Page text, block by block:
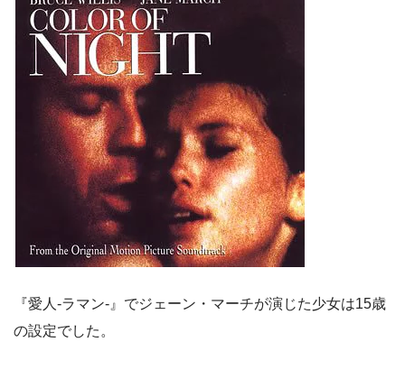
『愛人-ラマン-』でジェーン・マーチが演じた少女は15歳
の設定でした。